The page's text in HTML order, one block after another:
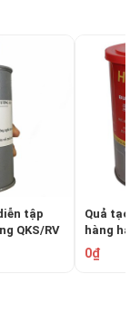
tập
QKS/RV
Quả tạo
hàng hải
HUAHAI
0₫